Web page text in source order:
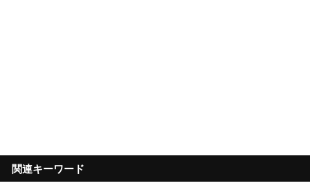
関連キーワード